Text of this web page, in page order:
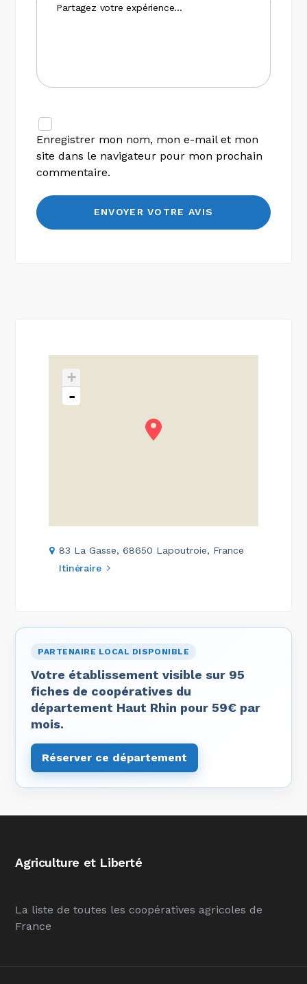
Enregistrer mon nom, mon e-mail et mon
site dans le navigateur pour mon prochain
commentaire.
+
-
83 La Gasse, 68650 Lapoutroie, France
Itinéraire
PARTENAIRE LOCAL DISPONIBLE
Votre établissement visible sur 95
fiches de coopératives du
département Haut Rhin pour 59€ par
mois.
Réserver ce département
Agriculture et Liberté
La liste de toutes les coopératives agricoles de
France